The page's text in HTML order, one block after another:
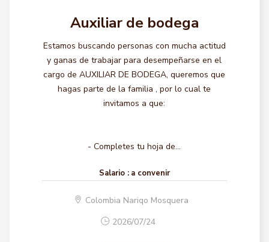
Auxiliar de bodega
Estamos buscando personas con mucha actitud
y ganas de trabajar para desempeñarse en el
cargo de AUXILIAR DE BODEGA, queremos que
hagas parte de la familia , por lo cual te
invitamos a que:
- Completes tu hoja de...
Salario : a convenir
Colombia Nariqo Mosquera
2026/07/24